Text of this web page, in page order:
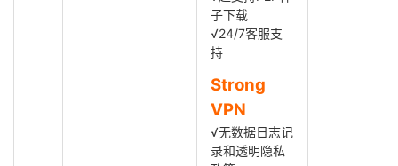
子下载
√24/7客服支
持
Strong
VPN
√无数据日志记
录和透明隐私